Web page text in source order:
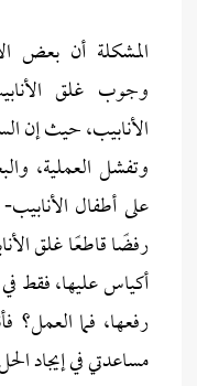
المشكلة أن بعض
وجوب غلق
الأنابيب، حيث إن
وتفشل العملية،
على أطفال
رفضًا قاطعًا غلق
أكياس عليها، فقط
رفعها، فما العمل؟
مساعدتي في إيجاد